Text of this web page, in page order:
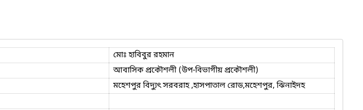
মোঃ হাবিবুর রহমান
আবাসিক প্রকৌশলী (উপ-বিভাগীয় প্রকৌশলী)
মহেশপুর বিদ্যুৎ সরবরাহ ,হাসপাতাল রোড,মহেশপুর, ঝিনাইদহ